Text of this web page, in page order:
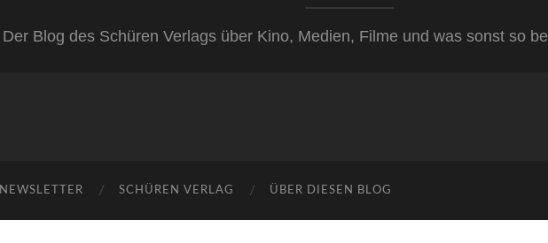
Der Blog des Schüren Verlags über Kino, Medien, Filme und was sonst so
NEWSLETTER SCHÜREN VERLAG ÜBER DIESEN BLOG